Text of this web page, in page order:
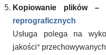
Kopiowanie plików –
reprograficznych
Usługa polega na
jakości*